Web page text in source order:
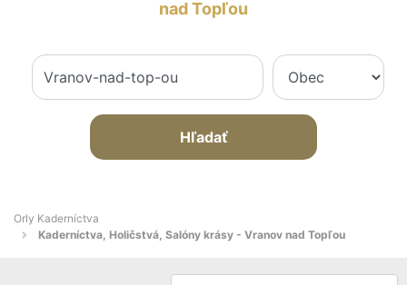
nad Topľou
Hľadať
Orly Kaderníctva
Kaderníctva, Holičstvá, Salóny krásy - Vranov nad Topľou